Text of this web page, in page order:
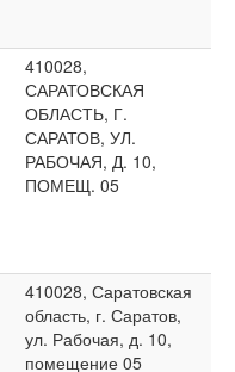
410028,
САРАТОВСКАЯ
ОБЛАСТЬ, Г.
САРАТОВ, УЛ.
РАБОЧАЯ, Д. 10,
ПОМЕЩ. 05
410028, Саратовская
область, г. Саратов,
ул. Рабочая, д. 10,
помещение 05